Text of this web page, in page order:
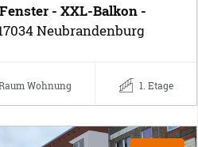
- XXL-Balkon -
Neubrandenburg
Wohnung 1. Etage